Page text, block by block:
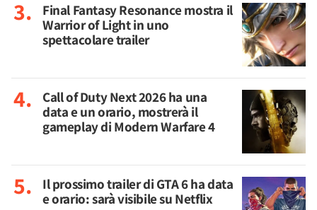
Final Fantasy Resonance mostra il
Warrior of Light in uno
spettacolare trailer
Call of Duty Next 2026 ha una
data e un orario, mostrerà il
gameplay di Modern Warfare 4
Il prossimo trailer di GTA 6 ha data
e orario: sarà visibile su Netflix